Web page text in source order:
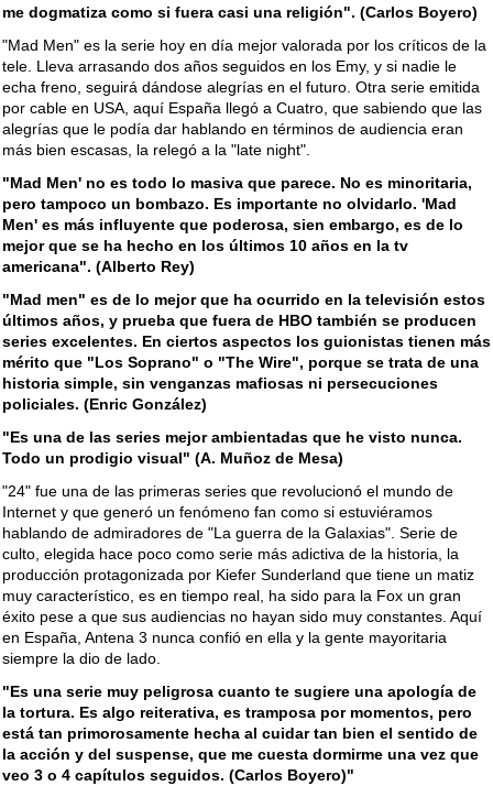
me dogmatiza como si fuera casi una religión". (Carlos Boyero)
"Mad Men" es la serie hoy en día mejor valorada por los críticos de la
tele. Lleva arrasando dos años seguidos en los Emy, y si nadie le
echa freno, seguirá dándose alegrías en el futuro. Otra serie emitida
por cable en USA, aquí España llegó a Cuatro, que sabiendo que las
alegrías que le podía dar hablando en términos de audiencia eran
más bien escasas, la relegó a la "late night".
"Mad Men' no es todo lo masiva que parece. No es minoritaria,
pero tampoco un bombazo. Es importante no olvidarlo. 'Mad
Men' es más influyente que poderosa, sien embargo, es de lo
mejor que se ha hecho en los últimos 10 años en la tv
americana". (Alberto Rey)
"Mad men" es de lo mejor que ha ocurrido en la televisión estos
últimos años, y prueba que fuera de HBO también se producen
series excelentes. En ciertos aspectos los guionistas tienen más
mérito que "Los Soprano" o "The Wire", porque se trata de una
historia simple, sin venganzas mafiosas ni persecuciones
policiales. (Enric González)
"Es una de las series mejor ambientadas que he visto nunca.
Todo un prodigio visual" (A. Muñoz de Mesa)
"24" fue una de las primeras series que revolucionó el mundo de
Internet y que generó un fenómeno fan como si estuviéramos
hablando de admiradores de "La guerra de la Galaxias". Serie de
culto, elegida hace poco como serie más adictiva de la historia, la
producción protagonizada por Kiefer Sunderland que tiene un matiz
muy característico, es en tiempo real, ha sido para la Fox un gran
éxito pese a que sus audiencias no hayan sido muy constantes. Aquí
en España, Antena 3 nunca confió en ella y la gente mayoritaria
siempre la dio de lado.
"Es una serie muy peligrosa cuanto te sugiere una apología de
la tortura. Es algo reiterativa, es tramposa por momentos, pero
está tan primorosamente hecha al cuidar tan bien el sentido de
la acción y del suspense, que me cuesta dormirme una vez que
veo 3 o 4 capítulos seguidos. (Carlos Boyero)"